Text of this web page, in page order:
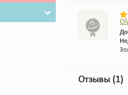
Отзывы (1)